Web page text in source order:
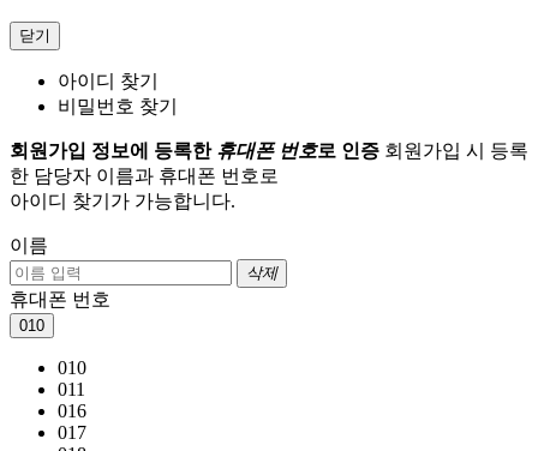
닫기
아이디 찾기
비밀번호 찾기
회원가입 정보에 등록한 휴대폰 번호로 인증 회원가입 시 등록
한 담당자 이름과 휴대폰 번호로
아이디 찾기가 가능합니다.
이름
삭제
휴대폰 번호
010
010
011
016
017